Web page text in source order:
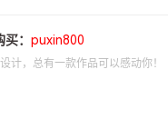
： puxin800
计，总有一款作品可以感动你！